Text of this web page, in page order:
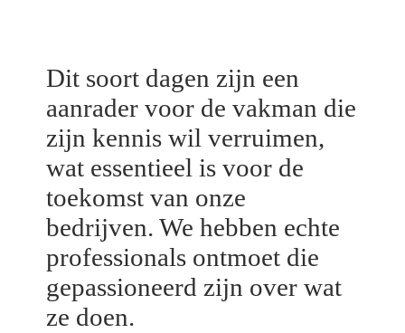
Dit soort dagen zijn een
aanrader voor de vakman die
zijn kennis wil verruimen,
wat essentieel is voor de
toekomst van onze
bedrijven. We hebben echte
professionals ontmoet die
gepassioneerd zijn over wat
ze doen.